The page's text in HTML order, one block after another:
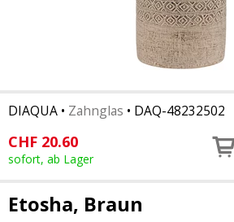
DIAQUA • Zahnglas • DAQ-48232502
CHF 20.60
sofort, ab Lager
Etosha, Braun